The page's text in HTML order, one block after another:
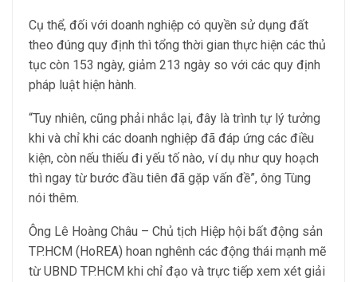
Cụ thể, đối với doanh nghiệp có quyền sử dụng đất
theo đúng quy định thì tổng thời gian thực hiện các thủ
tục còn 153 ngày, giảm 213 ngày so với các quy định
pháp luật hiện hành.
“Tuy nhiên, cũng phải nhắc lại, đây là trình tự lý tưởng
khi và chỉ khi các doanh nghiệp đã đáp ứng các điều
kiện, còn nếu thiếu đi yếu tố nào, ví dụ như quy hoạch
thì ngay từ bước đầu tiên đã gặp vấn đề”, ông Tùng
nói thêm.
Ông Lê Hoàng Châu – Chủ tịch Hiệp hội bất động sản
TP.HCM (HoREA) hoan nghênh các động thái mạnh mẽ
từ UBND TP.HCM khi chỉ đạo và trực tiếp xem xét giải